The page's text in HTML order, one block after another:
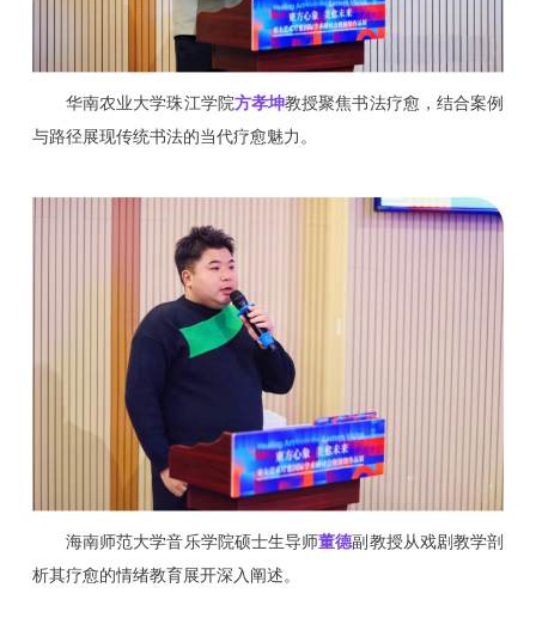
华南农业大学珠江学院方孝坤教授聚焦书法疗愈，结合案例
与路径展现传统书法的当代疗愈魅力。
海南师范大学音乐学院硕士生导师董德副教授从戏剧教学剖
析其疗愈的情绪教育展开深入阐述。